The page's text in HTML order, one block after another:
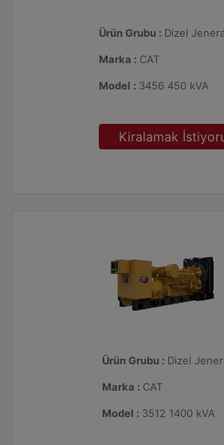
Ürün Grubu : Dizel
Marka : CAT
Model : 3456 450 kVA
Kiralamak
Ürün Grubu : Dizel
Marka : CAT
Model : 3512 1400 kVA